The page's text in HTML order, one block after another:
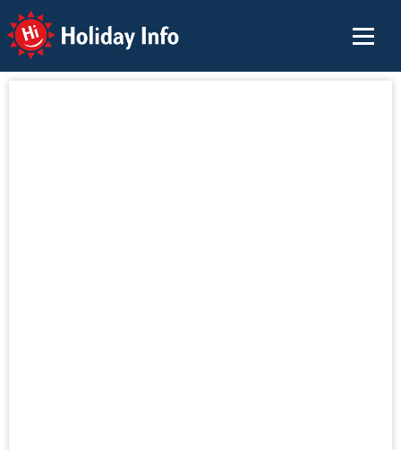
Holiday Info